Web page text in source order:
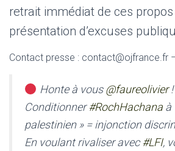
retrait immédiat de ces
présentation d’excuses
Contact presse : contact@ojfrance.fr
Honte à vous@faureolivier!
Conditionner#RochHachana à
palestinien » = injonction
En voulant rivaliser avec#LFI,